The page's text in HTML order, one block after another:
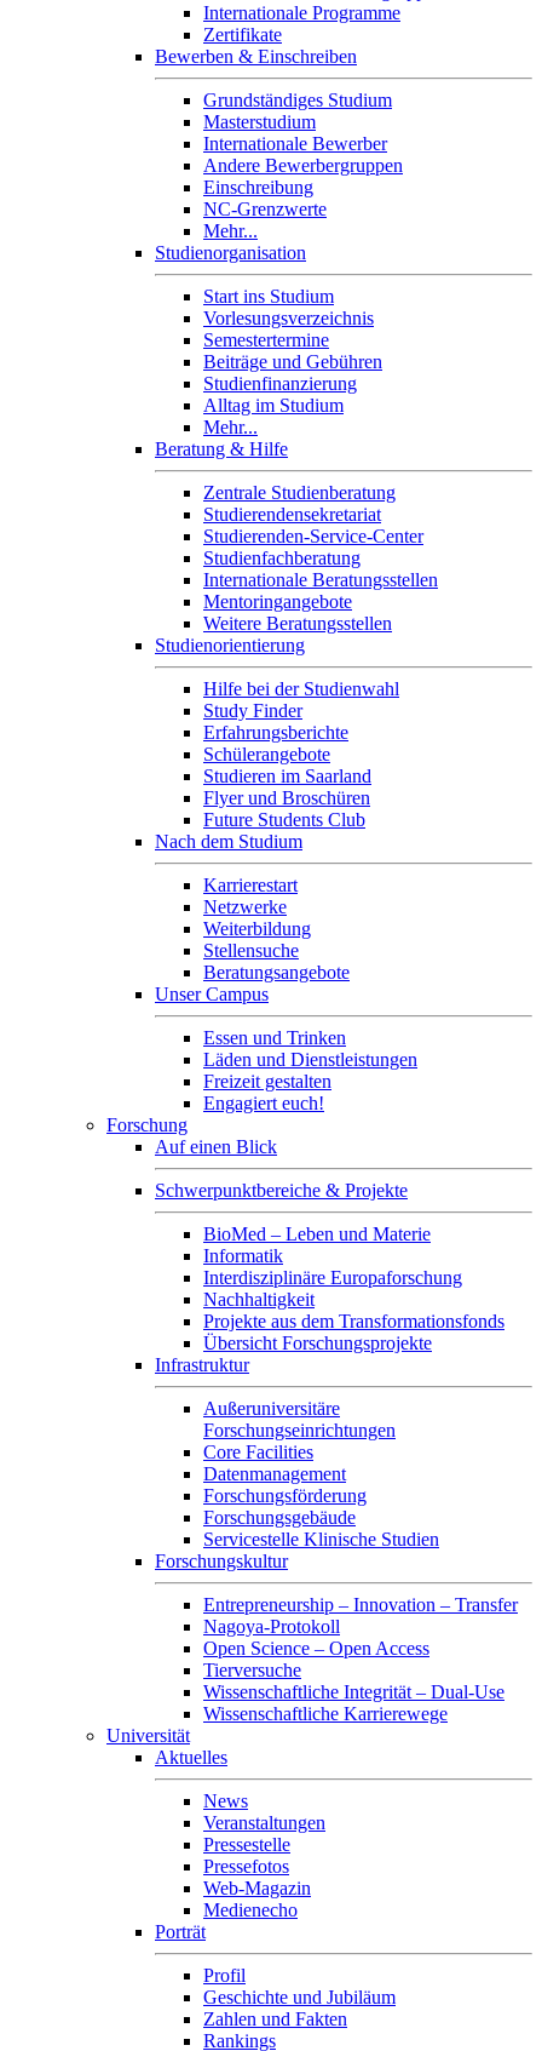
Internationale Programme
Zertifikate
Bewerben & Einschreiben
Grundständiges Studium
Masterstudium
Internationale Bewerber
Andere Bewerbergruppen
Einschreibung
NC-Grenzwerte
Mehr...
Studienorganisation
Start ins Studium
Vorlesungsverzeichnis
Semestertermine
Beiträge und Gebühren
Studienfinanzierung
Alltag im Studium
Mehr...
Beratung & Hilfe
Zentrale Studienberatung
Studierendensekretariat
Studierenden-Service-Center
Studienfachberatung
Internationale Beratungsstellen
Mentoringangebote
Weitere Beratungsstellen
Studienorientierung
Hilfe bei der Studienwahl
Study Finder
Erfahrungsberichte
Schülerangebote
Studieren im Saarland
Flyer und Broschüren
Future Students Club
Nach dem Studium
Karrierestart
Netzwerke
Weiterbildung
Stellensuche
Beratungsangebote
Unser Campus
Essen und Trinken
Läden und Dienstleistungen
Freizeit gestalten
Engagiert euch!
Forschung
Auf einen Blick
Schwerpunktbereiche & Projekte
BioMed – Leben und Materie
Informatik
Interdisziplinäre Europaforschung
Nachhaltigkeit
Projekte aus dem Transformationsfonds
Übersicht Forschungsprojekte
Infrastruktur
Außeruniversitäre
Forschungseinrichtungen
Core Facilities
Datenmanagement
Forschungsförderung
Forschungsgebäude
Servicestelle Klinische Studien
Forschungskultur
Entrepreneurship – Innovation – Transfer
Nagoya-Protokoll
Open Science – Open Access
Tierversuche
Wissenschaftliche Integrität – Dual-Use
Wissenschaftliche Karrierewege
Universität
Aktuelles
News
Veranstaltungen
Pressestelle
Pressefotos
Web-Magazin
Medienecho
Porträt
Profil
Geschichte und Jubiläum
Zahlen und Fakten
Rankings